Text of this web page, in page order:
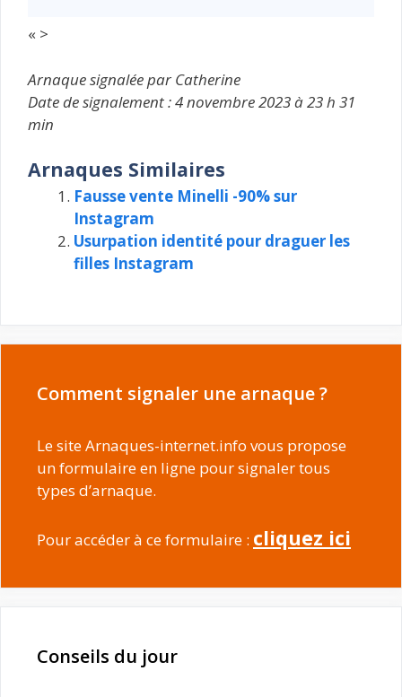
« >
Arnaque signalée par Catherine
Date de signalement : 4 novembre 2023 à 23 h 31
min
Arnaques Similaires
Fausse vente Minelli -90% sur
Instagram
Usurpation identité pour draguer les
filles Instagram
Comment signaler une arnaque ?
Le site Arnaques-internet.info vous propose
un formulaire en ligne pour signaler tous
types d’arnaque.
Pour accéder à ce formulaire : cliquez ici
Conseils du jour